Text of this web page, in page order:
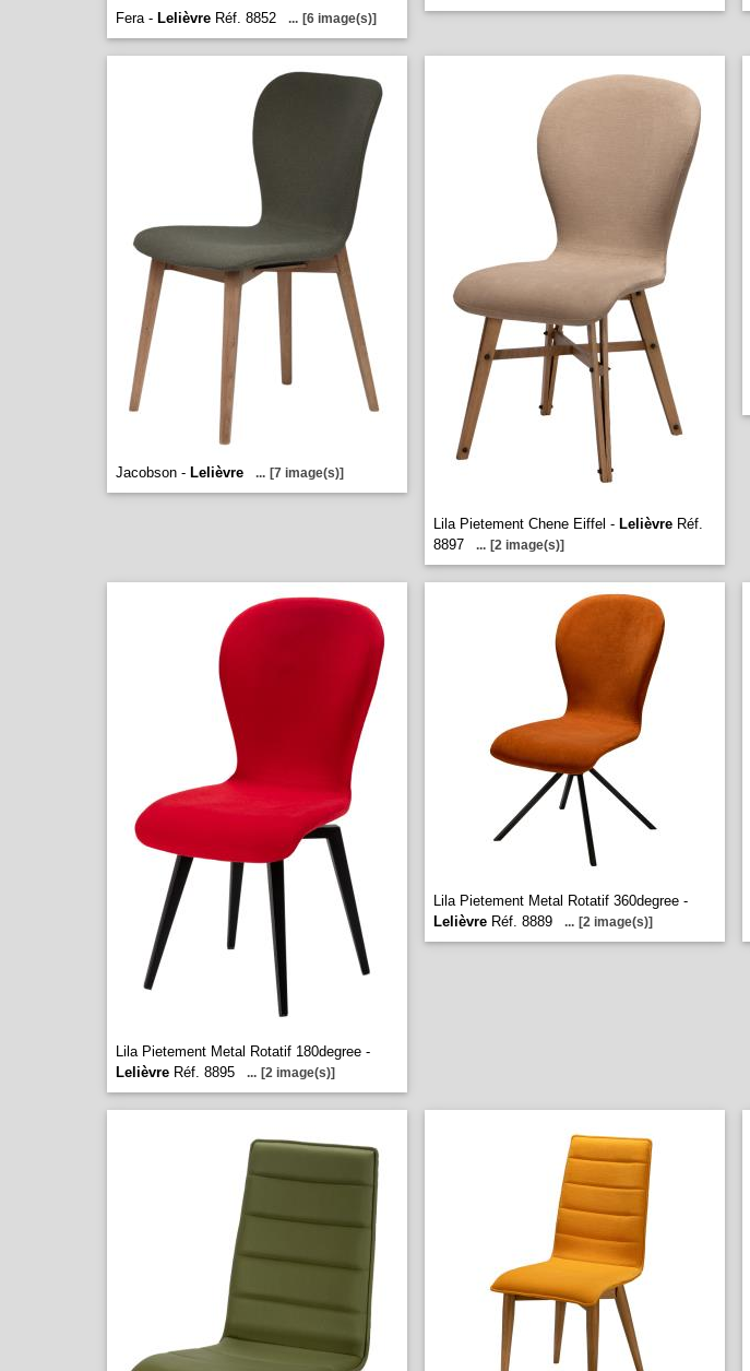
Fera - Lelièvre Réf. 8852 ... [6 image(s)]
Jacobson - Lelièvre ... [7 image(s)]
Lila Pietement Chene Eiffel - Lelièvre Réf.
8897
... [2 image(s)]
Lila Pietement Metal Rotatif 180degree -
Lelièvre Réf. 8895 ... [2 image(s)]
Lila Pietement Metal Rotatif 360degree -
Lelièvre Réf. 8889 ... [2 image(s)]